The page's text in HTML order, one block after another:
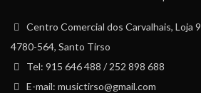
Centro Comercial dos Carvalhais, Loja
4780-564, Santo Tirso
Tel: 915 646 488 / 252 898 688
E-mail: musictirso@gmail.com